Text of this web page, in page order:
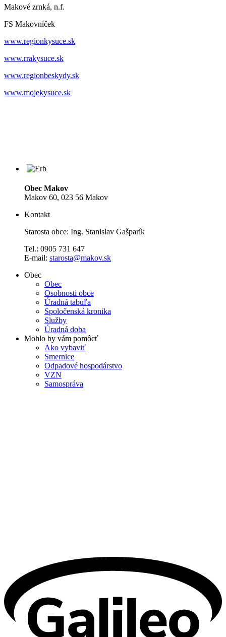
Makové zrnká, n.f.
FS Makovníček
www.regionkysuce.sk
www.rrakysuce.sk
www.regionbeskydy.sk
www.mojekysuce.sk
Obec Makov
Makov 60, 023 56 Makov
Kontakt
Starosta obce: Ing. Stanislav Gašparík
Tel.: 0905 731 647
E-mail: starosta@makov.sk
Obec
Obec
Osobnosti obce
Úradná tabuľa
Spoločenská kronika
Služby
Úradná doba
Mohlo by vám pomôcť
Ako vybaviť
Smernice
Odpadové hospodárstvo
VZN
Samospráva